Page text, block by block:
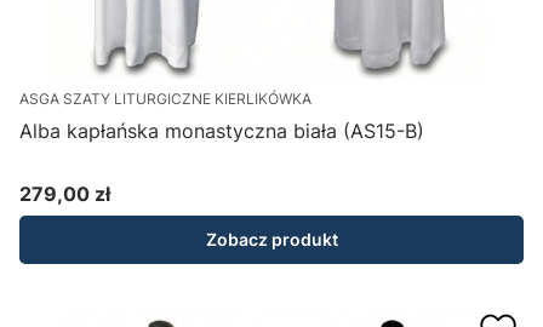
ASGA SZATY LITURGICZNE KIERLIKÓWKA
Alba kapłańska monastyczna biała (AS15-B)
Cena
279,00 zł
Zobacz produkt